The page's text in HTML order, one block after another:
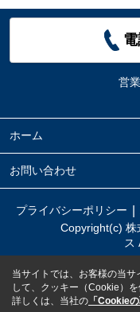
営
ホーム
お問い合わせ
プライバシーポリシー
Copyright(c) 株
ス
当サイトでは、お客様の当
して、クッキー（Cookie）を
詳しくは、当社の 「Cookie